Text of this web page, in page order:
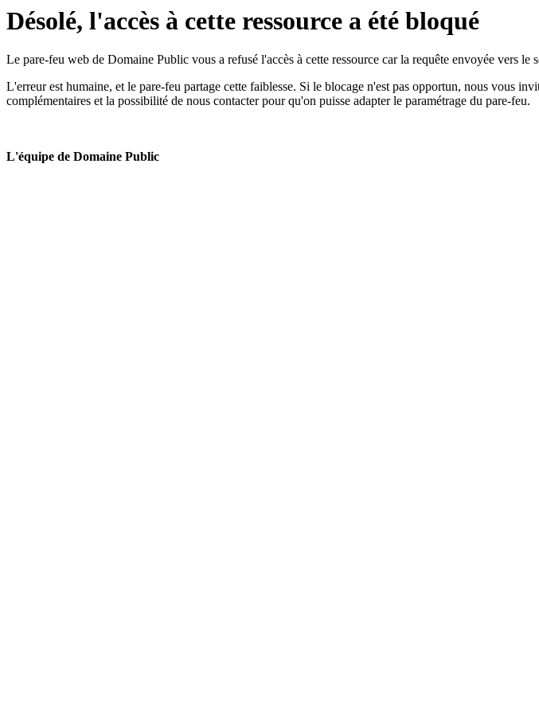
Désolé, l'accès à cette ressource a été bloqué
Le pare-feu web de Domaine Public vous a refusé l'accès à cette ressource car la requête envoyée vers le
L'erreur est humaine, et le pare-feu partage cette faiblesse. Si le blocage n'est pas opportun, nous vous
complémentaires et la possibilité de nous contacter pour qu'on puisse adapter le paramétrage du pare-feu.
L'équipe de Domaine Public